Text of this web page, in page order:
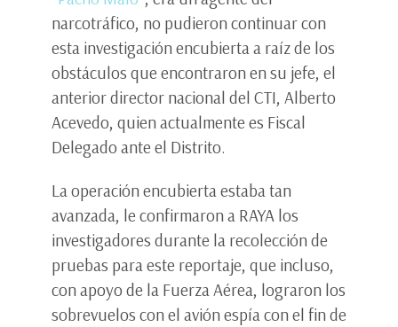
narcotráfico, no pudieron continuar con
esta investigación encubierta a raíz de los
obstáculos que encontraron en su jefe, el
anterior director nacional del CTI, Alberto
Acevedo, quien actualmente es Fiscal
Delegado ante el Distrito.
La operación encubierta estaba tan
avanzada, le confirmaron a RAYA los
investigadores durante la recolección de
pruebas para este reportaje, que incluso,
con apoyo de la Fuerza Aérea, lograron los
sobrevuelos con el avión espía con el fin de